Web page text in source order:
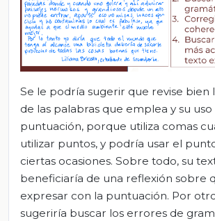
Se le podría sugerir que revise bien
de las palabras que emplea y su uso
puntuación, porque utiliza comas
utilizar puntos, y podría usar el
ciertas ocasiones. Sobre todo, su
beneficiaría de una reflexión sobre
expresar con la puntuación. Por
sugeriría buscar los errores de